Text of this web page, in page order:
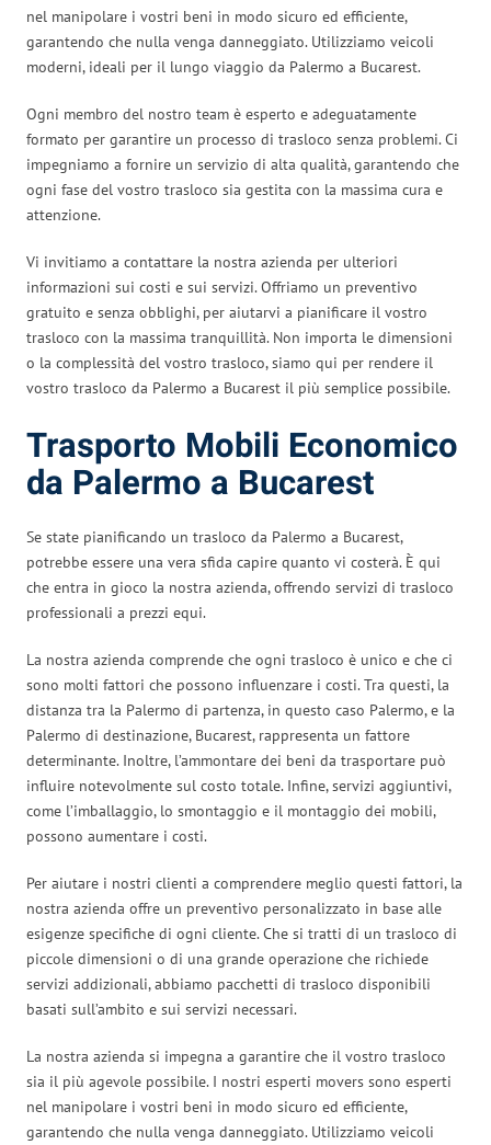
nel manipolare i vostri beni in modo sicuro ed efficiente,
garantendo che nulla venga danneggiato. Utilizziamo veicoli
moderni, ideali per il lungo viaggio da Palermo a Bucarest.
Ogni membro del nostro team è esperto e adeguatamente
formato per garantire un processo di trasloco senza problemi. Ci
impegniamo a fornire un servizio di alta qualità, garantendo che
ogni fase del vostro trasloco sia gestita con la massima cura e
attenzione.
Vi invitiamo a contattare la nostra azienda per ulteriori
informazioni sui costi e sui servizi. Offriamo un preventivo
gratuito e senza obblighi, per aiutarvi a pianificare il vostro
trasloco con la massima tranquillità. Non importa le dimensioni
o la complessità del vostro trasloco, siamo qui per rendere il
vostro trasloco da Palermo a Bucarest il più semplice possibile.
Trasporto Mobili Economico
da Palermo a Bucarest
Se state pianificando un trasloco da Palermo a Bucarest,
potrebbe essere una vera sfida capire quanto vi costerà. È qui
che entra in gioco la nostra azienda, offrendo servizi di trasloco
professionali a prezzi equi.
La nostra azienda comprende che ogni trasloco è unico e che ci
sono molti fattori che possono influenzare i costi. Tra questi, la
distanza tra la Palermo di partenza, in questo caso Palermo, e la
Palermo di destinazione, Bucarest, rappresenta un fattore
determinante. Inoltre, l’ammontare dei beni da trasportare può
influire notevolmente sul costo totale. Infine, servizi aggiuntivi,
come l’imballaggio, lo smontaggio e il montaggio dei mobili,
possono aumentare i costi.
Per aiutare i nostri clienti a comprendere meglio questi fattori, la
nostra azienda offre un preventivo personalizzato in base alle
esigenze specifiche di ogni cliente. Che si tratti di un trasloco di
piccole dimensioni o di una grande operazione che richiede
servizi addizionali, abbiamo pacchetti di trasloco disponibili
basati sull’ambito e sui servizi necessari.
La nostra azienda si impegna a garantire che il vostro trasloco
sia il più agevole possibile. I nostri esperti movers sono esperti
nel manipolare i vostri beni in modo sicuro ed efficiente,
garantendo che nulla venga danneggiato. Utilizziamo veicoli